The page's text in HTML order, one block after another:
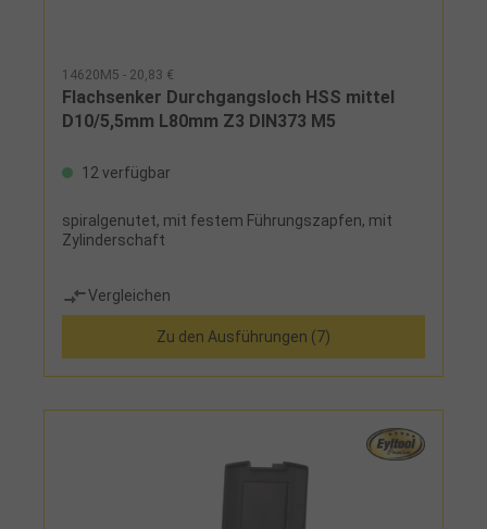
14620M5 - 20,83 €
Flachsenker Durchgangsloch HSS mittel
D10/5,5mm L80mm Z3 DIN373 M5
12 verfügbar
spiralgenutet, mit festem Führungszapfen, mit
Zylinderschaft
Vergleichen
Zu den Ausführungen (7)